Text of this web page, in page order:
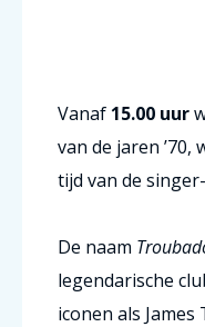
Vanaf 15.00 uur
van de jaren
tijd van de
De naam
legendarische
iconen als James